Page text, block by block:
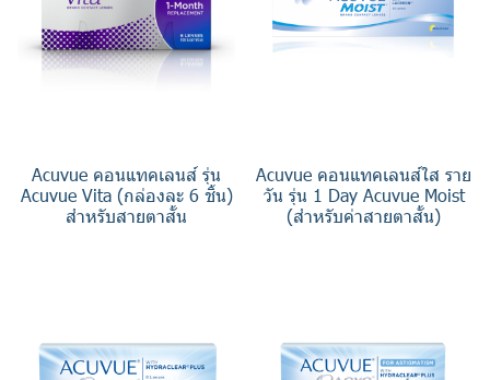
Acuvue คอนแทคเลนส์ รุ่น
Acuvue Vita (กล่องละ 6 ชิ้น)
สำหรับสายตาสั้น
Acuvue คอนแทคเลนส์ใส ราย
วัน รุ่น 1 Day Acuvue Moist
(สำหรับค่าสายตาสั้น)